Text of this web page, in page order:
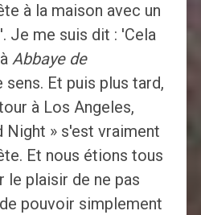
à la maison avec un
Je me suis dit : 'Cela
Abbaye de
sens. Et puis plus tard,
à Los Angeles,
Night » s'est vraiment
Et nous étions tous
le plaisir de ne pas
pouvoir simplement